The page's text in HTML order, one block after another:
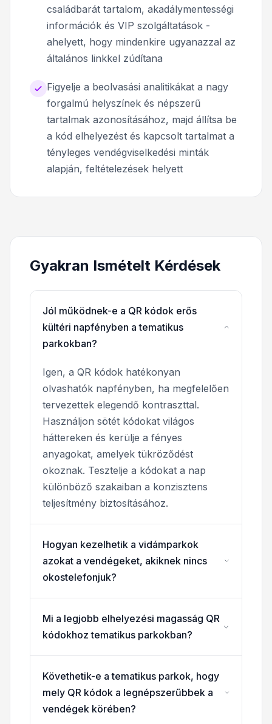
családbarát tartalom, akadálymentességi
információk és VIP szolgáltatások -
ahelyett, hogy mindenkire ugyanazzal az
általános linkkel zúdítana
Figyelje a beolvasási analitikákat a nagy
forgalmú helyszínek és népszerű
tartalmak azonosításához, majd állítsa be
a kód elhelyezést és kapcsolt tartalmat a
tényleges vendégviselkedési minták
alapján, feltételezések helyett
Gyakran Ismételt Kérdések
Jól működnek-e a QR kódok erős
kültéri napfényben a tematikus
parkokban?
Igen, a QR kódok hatékonyan
olvashatók napfényben, ha megfelelően
tervezettek elegendő kontraszttal.
Használjon sötét kódokat világos
háttereken és kerülje a fényes
anyagokat, amelyek tükröződést
okoznak. Tesztelje a kódokat a nap
különböző szakaiban a konzisztens
teljesítmény biztosításához.
Hogyan kezelhetik a vidámparkok
azokat a vendégeket, akiknek nincs
okostelefonjuk?
Mi a legjobb elhelyezési magasság QR
kódokhoz tematikus parkokban?
Követhetik-e a tematikus parkok, hogy
mely QR kódok a legnépszerűbbek a
vendégek körében?